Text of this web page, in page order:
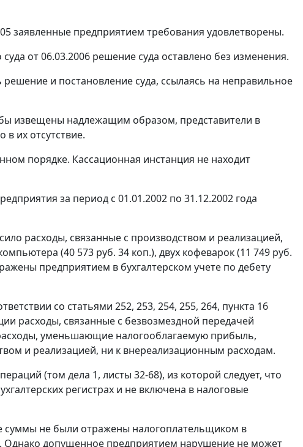
заявленные предприятием требования удовлетворены.
от 06.03.2006 решение суда оставлено без изменения.
и постановление суда, ссылаясь на неправильное
извещены надлежащим образом, представители в
в их отсутствие.
порядке. Кассационная инстанция не находит
за период с 01.01.2002 по 31.12.2002 года
расходы, связанные с производством и реализацией,
(40 573 руб. 34 коп.), двух кофеварок (11 749 руб.
предприятием в бухгалтерском учете по дебету
со статьями 252, 253, 254, 255, 264, пункта 16
расходы, связанные с безвозмездной передачей
уменьшающие налогооблагаемую прибыль,
и реализацией, ни к внереализационным расходам.
(том дела 1, листы 32-68), из которой следует, что
регистрах и не включена в налоговые
суммы не были отражены налогоплательщиком в
Однако допущенное предприятием нарушение не может